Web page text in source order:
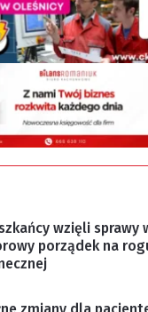
wzięli sprawy
porządek na